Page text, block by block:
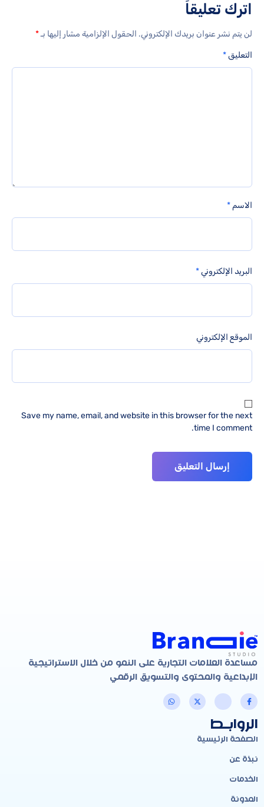
اترك تعليقاً
لن يتم نشر عنوان بريدك الإلكتروني. الحقول الإلزامية مشار إليها بـ*
التعليق*
الاسم *
البريد الإلكتروني*
الموقع الإلكتروني
Save my name, email, and website in this browser for the next
time I comment.
مساعدة العلامات التجارية على النمو من خلال الاستراتيجية
الإبداعية والمحتوى والتسويق الرقمي
الروابـط
الصفحة الرئيسية
نبذة عن
الخدمات
المدونة